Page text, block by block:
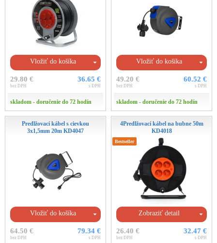
Vložiť do košíka
29.80 €
bez DPH
36.65 €
s DPH
skladom - doručenie do 72 hodín
Vložiť do košíka
49.20 €
bez DPH
60.52 €
s DPH
skladom - doručenie do 72 hodín
Predlžovací kábel s cievkou
3x1,5mm 20m KD4047
Vložiť do košíka
64.50 €
bez DPH
79.34 €
s DPH
4Predlžovací kábel na bubne 50m
KD4018
Bestseller
Zobraziť detail
26.40 €
bez DPH
32.47 €
s DPH